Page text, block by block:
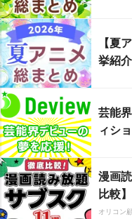
【夏
挙紹介
芸能
ィシ
漫画
比較】
オリコン